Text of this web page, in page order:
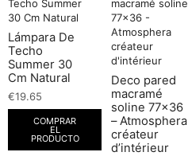
Lámpara De
Techo
Summer 30
Cm Natural
€19.65
COMPRAR
EL
PRODUCTO
Deco pared
macramé
soline 77×36
– Atmosphera
créateur
d’intérieur